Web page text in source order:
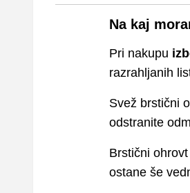
Na kaj
Pri nakupu
razrahljanih
Svež brstični
odstranite
Brstični
ostane še